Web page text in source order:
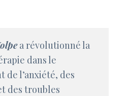
a révolutionné la
dans le
de l’anxiété, des
des troubles